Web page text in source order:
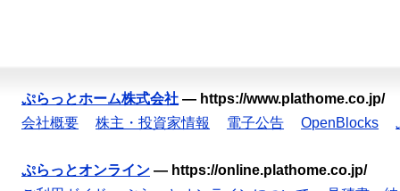
ぷらっとホーム株式会社 — https://www.plathome.co.jp/
会社概要
株主・投資家情報 電子公告 OpenBlocks
ぷらっとオンライン — https://online.plathome.co.jp/